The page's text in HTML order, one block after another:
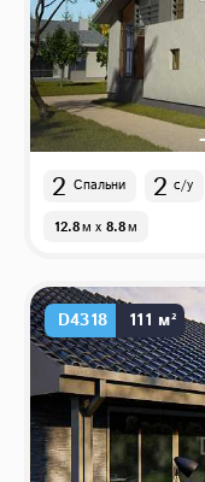
2 Спальни 2 с/у
12.8м x 8.8м
D4318 111 м²